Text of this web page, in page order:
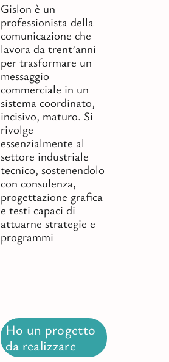
Gislon è un
professionista della
comunicazione che
lavora da trent’anni
per trasformare un
messaggio
commerciale in un
sistema coordinato,
incisivo, maturo. Si
rivolge
essenzialmente al
settore industriale
tecnico, sostenendolo
con consulenza,
progettazione grafica
e testi capaci di
attuarne strategie e
programmi
Ho un progetto
da realizzare